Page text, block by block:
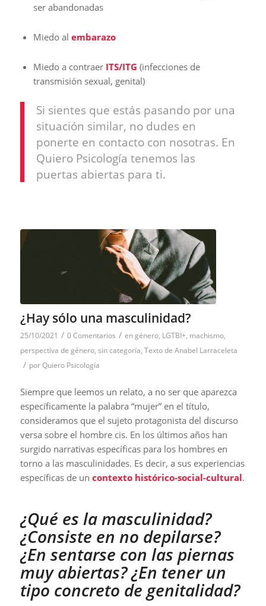
ser abandonadas
Miedo al embarazo
Miedo a contraer ITS/ITG (infecciones de
transmisión sexual, genital)
Si sientes que estás pasando por una
situación similar, no dudes en
ponerte en contacto con nosotras. En
Quiero Psicología tenemos las
puertas abiertas para ti.
¿Hay sólo una masculinidad?
25/10/2021 / 0 Comentarios / en género, LGTBI+, machismo,
perspectiva de género, sin categoría, Texto de Anabel Larraceleta
/ porQuiero Psicología
Siempre que leemos un relato, a no ser que aparezca
específicamente la palabra “mujer” en el título,
consideramos que el sujeto protagonista del discurso
versa sobre el hombre cis. En los últimos años han
surgido narrativas específicas para los hombres en
torno a las masculinidades. Es decir, a sus experiencias
específicas de un contexto histórico-social-cultural.
¿Qué es la masculinidad?
¿Consiste en no depilarse?
¿En sentarse con las piernas
muy abiertas? ¿En tener un
tipo concreto de genitalidad?